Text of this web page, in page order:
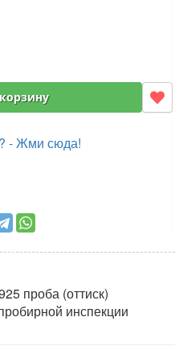
- Жми сюда!
проба (оттиск)
инспекции